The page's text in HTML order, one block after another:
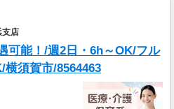
支店
可能！/週2日・6h～OK/フル
横須賀市/8564463